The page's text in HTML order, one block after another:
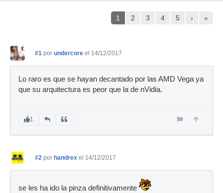
1 2 3 4 5 › »
#1 por undercore el 14/12/2017
Lo raro es que se hayan decantado por las AMD Vega ya
que su arquitectura es peor que la de nVidia.
1
#2 por handrex el 14/12/2017
se les ha ido la pinza definitivamente